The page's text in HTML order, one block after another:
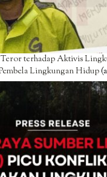
Teror terhadap Aktivis
Lingkungan Hidup